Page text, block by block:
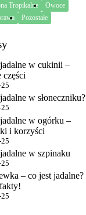
Tropikalne
Owoce
Pozostałe
w cukinii –
części
w słoneczniku?
w ogórku –
i korzyści
w szpinaku
– co jest jadalne?